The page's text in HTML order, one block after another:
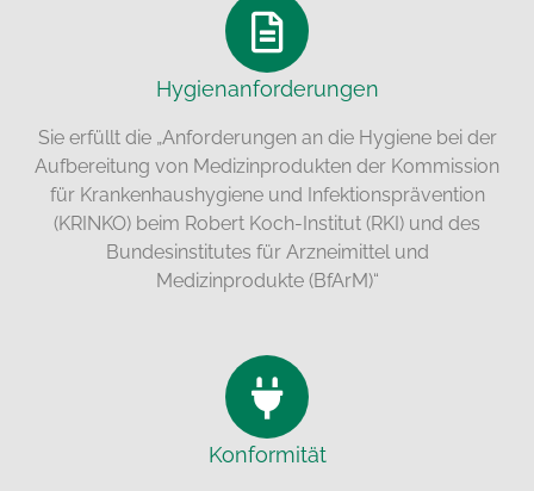
Hygienanforderungen
Sie erfüllt die „Anforderungen an die Hygiene bei der
Aufbereitung von Medizinprodukten der Kommission
für Krankenhaushygiene und Infektionsprävention
(KRINKO) beim Robert Koch-Institut (RKI) und des
Bundesinstitutes für Arzneimittel und
Medizinprodukte (BfArM)“
Konformität